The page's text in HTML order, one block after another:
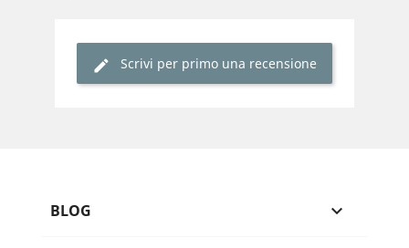
Scrivi per primo una recensione
BLOG 